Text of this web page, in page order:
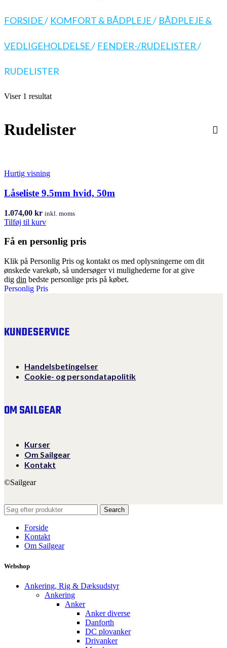
FORSIDE/ KOMFORT & BÅDPLEJE/ BÅDPLEJE &
VEDLIGEHOLDELSE/ FENDER-/RUDELISTER/
RUDELISTER
Viser 1 resultat
Rudelister
Hurtig visning
Låseliste 9.5mm hvid, 50m
1.074,00 kr inkl. moms
Tilføj til kurv
Få en personlig pris
Klik på Personlig Pris og kontakt os med oplysningerne om dit
ønskede varekøb, så undersøger vi mulighederne for at give
dig din bedste personlige pris på købet.
Personlig Pris
KUNDESERVICE
Handelsbetingelser
Cookie- og persondatapolitik
OM SAILGEAR
Kurser
Om Sailgear
Kontakt
©Sailgear
Search
Forside
Kontakt
Om Sailgear
Webshop
Ankering, Rig & Dæksudstyr
Ankering
Anker
Anker diverse
Danforth
DC plovanker
Drivanker